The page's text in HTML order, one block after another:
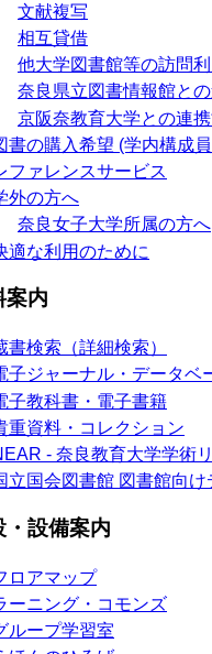
文献複写
相互貸借
他大学図書館等の訪問利
奈良県立図書情報館と
京阪奈教育大学との連
書の購入希望 (学内構成
ファレンスサービス
外の方へ
奈良女子大学所属の方へ
適な利用のために
案内
書検索（詳細検索）
子ジャーナル・データベ
子教科書・電子書籍
重資料・コレクション
- 奈良教育大学学術
立国会図書館 図書館向
・設備案内
ロアマップ
ーニング・コモンズ
ループ学習室